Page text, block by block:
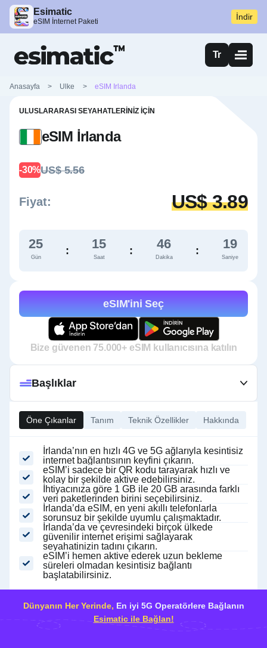
Esimatic
eSIM İnternet Paketi İndir
Tr
Anasayfa > Ulke > eSIM Irlanda
ULUSLARARASI SEYAHATLERINIZ İÇIN
eSIM İrlanda
-30%US$ 5.56
Fiyat: US$ 3.89
25
Gün
: 15
Saat
: 46
Dakika
: 18
Saniye
eSIM'ini Seç
Bize güvenen 75.000+ eSIM kullanıcısına katılın
Öne Çıkanlar Tanım Teknik Özellikler Hakkında
İrlanda’nın en hızlı 4G ve 5G ağlarıyla kesintisiz
internet bağlantısının keyfini çıkarın.
eSIM’i sadece bir QR kodu tarayarak hızlı ve
kolay bir şekilde aktive edebilirsiniz.
İhtiyacınıza göre 1 GB ile 20 GB arasında farklı
veri paketlerinden birini seçebilirsiniz.
İrlanda’da eSIM, en yeni akıllı telefonlarla
sorunsuz bir şekilde uyumlu çalışmaktadır.
İrlanda’da ve çevresindeki birçok ülkede
güvenilir internet erişimi sağlayarak
seyahatinizin tadını çıkarın.
eSIM’i hemen aktive ederek uzun bekleme
süreleri olmadan kesintisiz bağlantı
başlatabilirsiniz.
Başlıklar
Dünyanın Her Yerinde, En iyi 5G Operatörlere Bağlanın
Esimatic ile Bağlan!